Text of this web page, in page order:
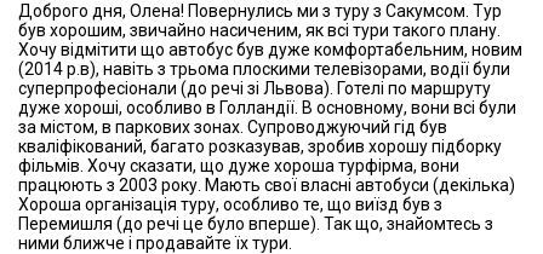
Доброго дня, Олена! Повернулись ми з туру з Сакумсом. Тур
був хорошим, звичайно насиченим, як всі тури такого плану.
Хочу відмітити що автобус був дуже комфортабельним, новим
(2014 р.в), навіть з трьома плоскими телевізорами, водії були
суперпрофесіонали (до речі зі Львова). Готелі по маршруту
дуже хороші, особливо в Голландії. В основному, вони всі були
за містом, в паркових зонах. Супроводжуючий гід був
кваліфікований, багато розказував, зробив хорошу підборку
фільмів. Хочу сказати, що дуже хороша турфірма, вони
працюють з 2003 року. Мають свої власні автобуси (декілька)
Хороша організація туру, особливо те, що виїзд був з
Перемишля (до речі це було вперше). Так що, знайомтесь з
ними ближче і продавайте їх тури.